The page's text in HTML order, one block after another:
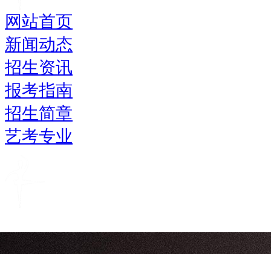
网站首页
新闻动态
招生资讯
报考指南
招生简章
艺考专业